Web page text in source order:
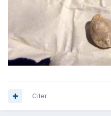
Citer